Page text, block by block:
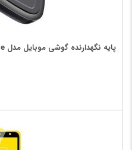
پایه نگهدارنده گوشی موبایل مدل triangle